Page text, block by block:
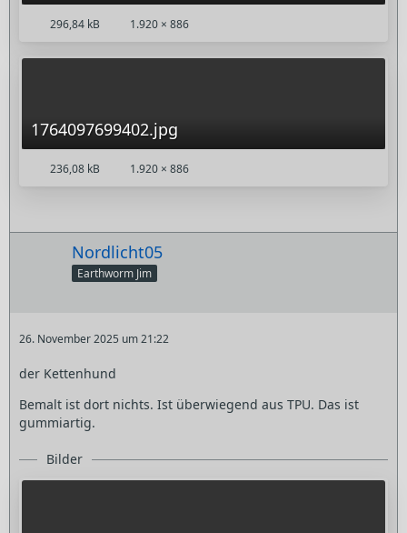
296,84 kB 1.920 × 886
1764097699402.jpg
236,08 kB 1.920 × 886
Nordlicht05
Earthworm Jim
26. November 2025 um 21:22
der Kettenhund
Bemalt ist dort nichts. Ist überwiegend aus TPU. Das ist
gummiartig.
Bilder